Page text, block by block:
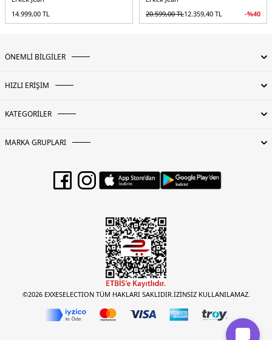
14.999,00 TL
20.599,00TL12.359,40 TL -%40
ÖNEMLİ BİLGİLER
HIZLI ERİŞİM
KATEGORİLER
MARKA GRUPLARI
©2026 EXXESELECTION TÜM HAKLARI SAKLIDIR.İZİNSİZ KULLANILAMAZ.